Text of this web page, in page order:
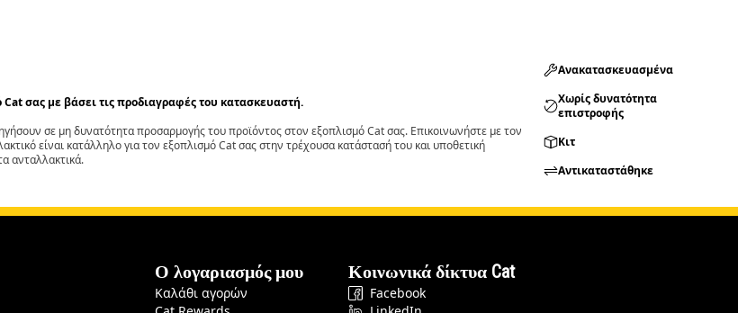
Cat σας με βάσει τις προδιαγραφές του κατασκευαστή.
σε μη δυνατότητα προσαρμογής του προϊόντος στον εξοπλισμό Cat σας. Επικοινωνήστε με τον
είναι κατάλληλο για τον εξοπλισμό Cat σας στην τρέχουσα κατάστασή του και υποθετική
ανταλλακτικά.
Ανακατασκευασμένα
Χωρίς δυνατότητα
επιστροφής
Κιτ
Αντικαταστάθηκε
Ο λογαριασμός μου
Καλάθι αγορών
Κοινωνικά δίκτυα Cat
Facebook